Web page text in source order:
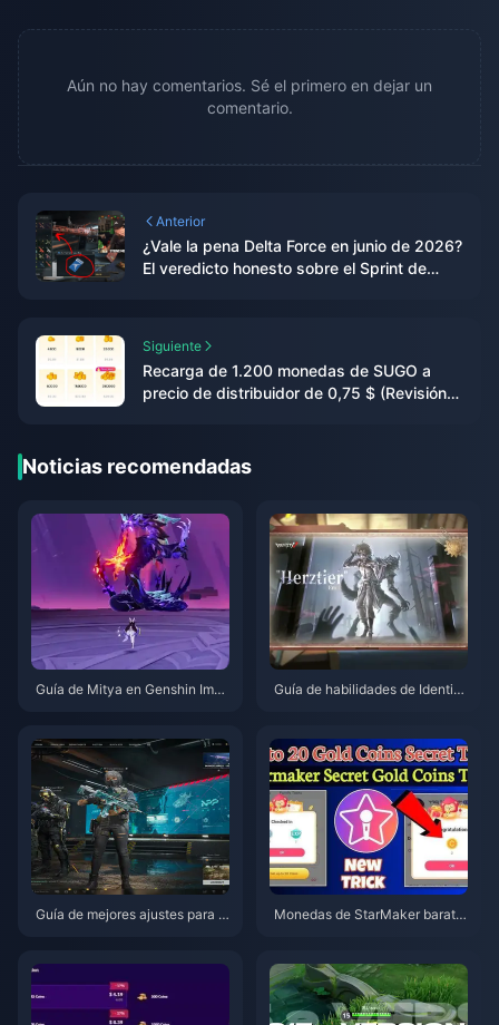
Aún no hay comentarios. Sé el primero en dejar un
comentario.
Anterior
¿Vale la pena Delta Force en junio de 2026?
El veredicto honesto sobre el Sprint de
Siguiente
Recarga de 1.200 monedas de SUGO a
precio de distribuidor de 0,75 $ (Revisión
Noticias recomendadas
Guía de Mitya en Genshin Impa
Guía de habilidades de Identity
Guía de mejores ajustes para D
Monedas de StarMaker barata
ento)